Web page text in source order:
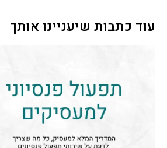
עוד כתבות שיעניינו אותך